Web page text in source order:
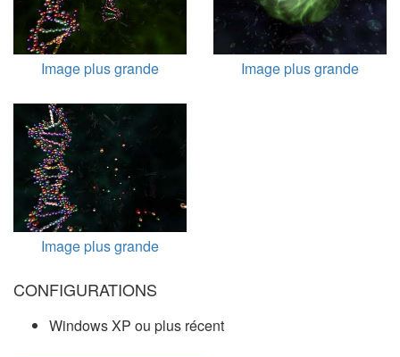
Image plus grande Image plus grande
Image plus grande
CONFIGURATIONS
Windows XP ou plus récent